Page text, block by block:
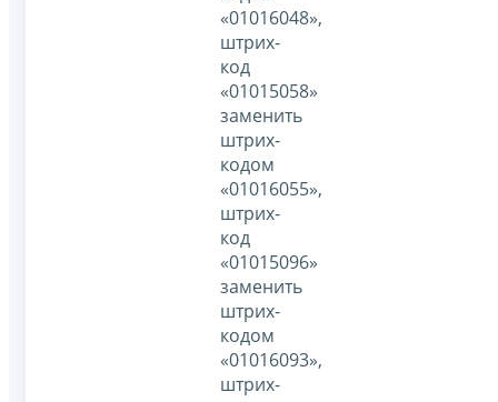
«01016048»,
штрих-
код
«01015058»
заменить
штрих-
кодом
«01016055»,
штрих-
код
«01015096»
заменить
штрих-
кодом
«01016093»,
штрих-